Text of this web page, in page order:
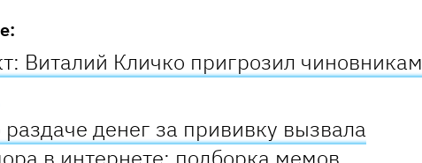
Виталий Кличко пригрозил чиновникам
раздаче денег за прививку вызвала